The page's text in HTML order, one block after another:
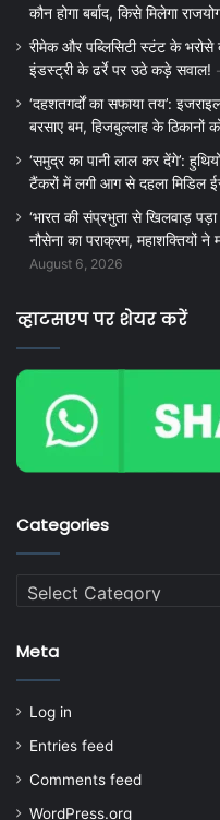
कौन होगा बर्बाद, किसे मिलेगा
रीमेक और पब्लिसिटी स्टंट के भरोसे
इंडस्ट्री के ढर्रे पर उठे कड़े सवाल!
‘दहशतगर्दों का सफाया तय’:
बरसाए बम, हिजबुल्लाह के ठिकानों
‘समुद्र का पानी लाल कर देंगे’:
टैंकरों में लगी आग से दहला मिडिल
‘भारत की संप्रभुता से खिलवाड़
नौसेना का पराक्रम, महाशक्तियों ने
August 6, 2026
व्हाटसएप पर शेयर करें
Categories
Categories
Meta
Log in
Entries feed
Comments feed
WordPress.org